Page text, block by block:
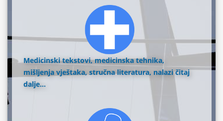
Medicinski tekstovi, medicinska tehnika,
mišljenja vještaka, stručna literatura, nalazi čitaj
dalje...